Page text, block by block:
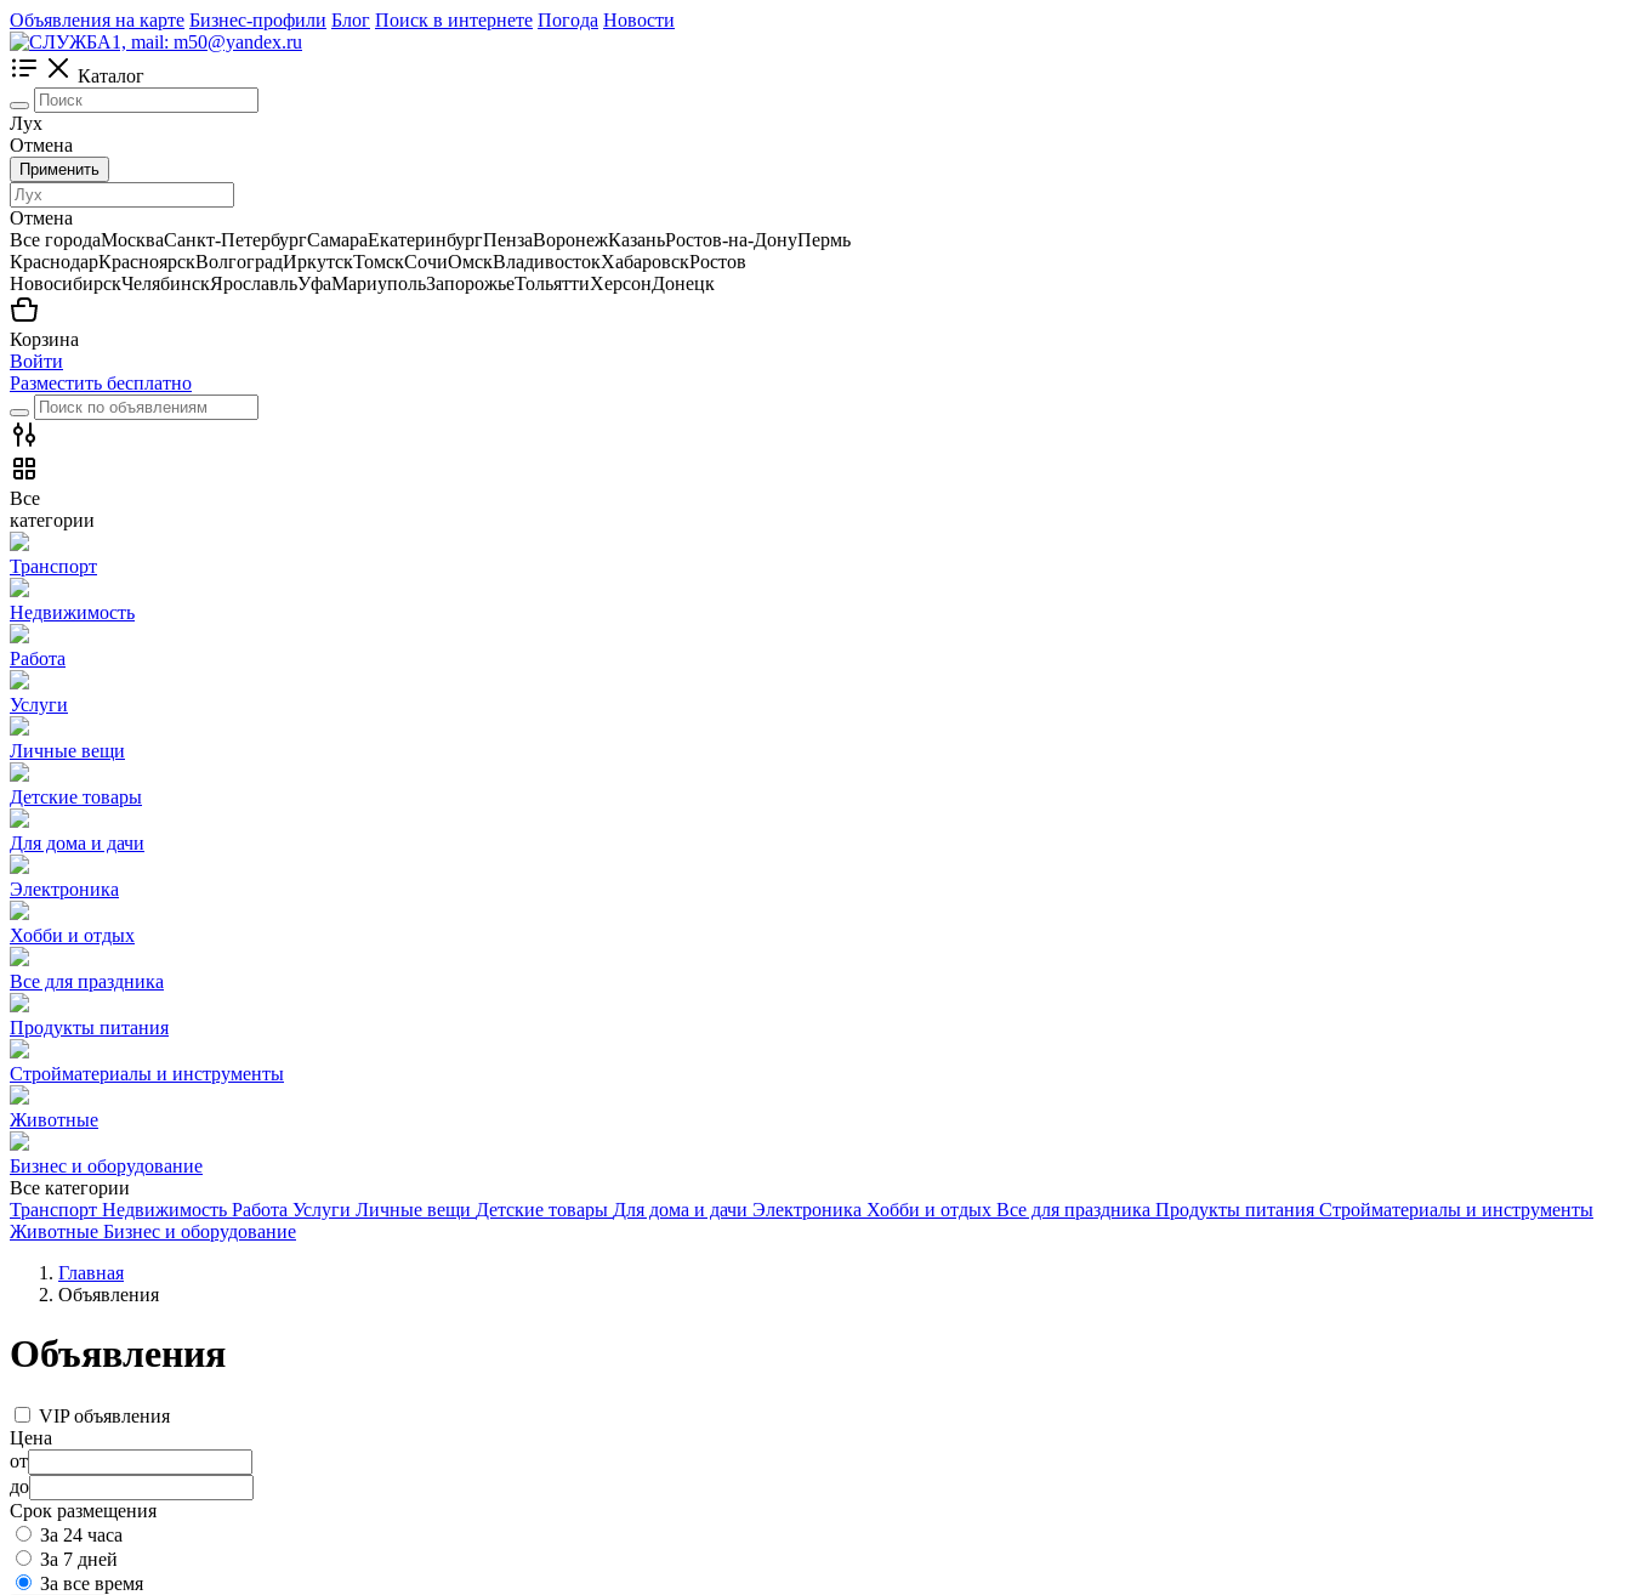
Объявления на карте Бизнес-профили Блог Поиск в интернете Погода Новости
Каталог
Лух
Отмена
Применить
Отмена
Все городаМоскваСанкт-ПетербургСамараЕкатеринбургПензаВоронежКазаньРостов-на-ДонуПермь
КраснодарКрасноярскВолгоградИркутскТомскСочиОмскВладивостокХабаровскРостов
НовосибирскЧелябинскЯрославльУфаМариупольЗапорожьеТольяттиХерсонДонецк
Корзина
Войти
Разместить бесплатно
Все
категории
Транспорт
Недвижимость
Работа
Услуги
Личные вещи
Детские товары
Для дома и дачи
Электроника
Хобби и отдых
Все для праздника
Продукты питания
Стройматериалы и инструменты
Животные
Бизнес и оборудование
Все категории
Транспорт Недвижимость Работа Услуги Личные вещи Детские товары Для дома и дачи Электроника Хобби и отдых Все для праздника Продукты питания Стройматериалы и инструменты
Животные Бизнес и оборудование
Главная
Объявления
Объявления
VIP объявления
Цена
от
до
Срок размещения
За 24 часа
За 7 дней
За все время